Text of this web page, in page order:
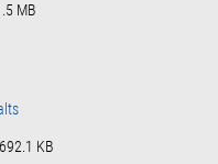
MB
692.1 KB